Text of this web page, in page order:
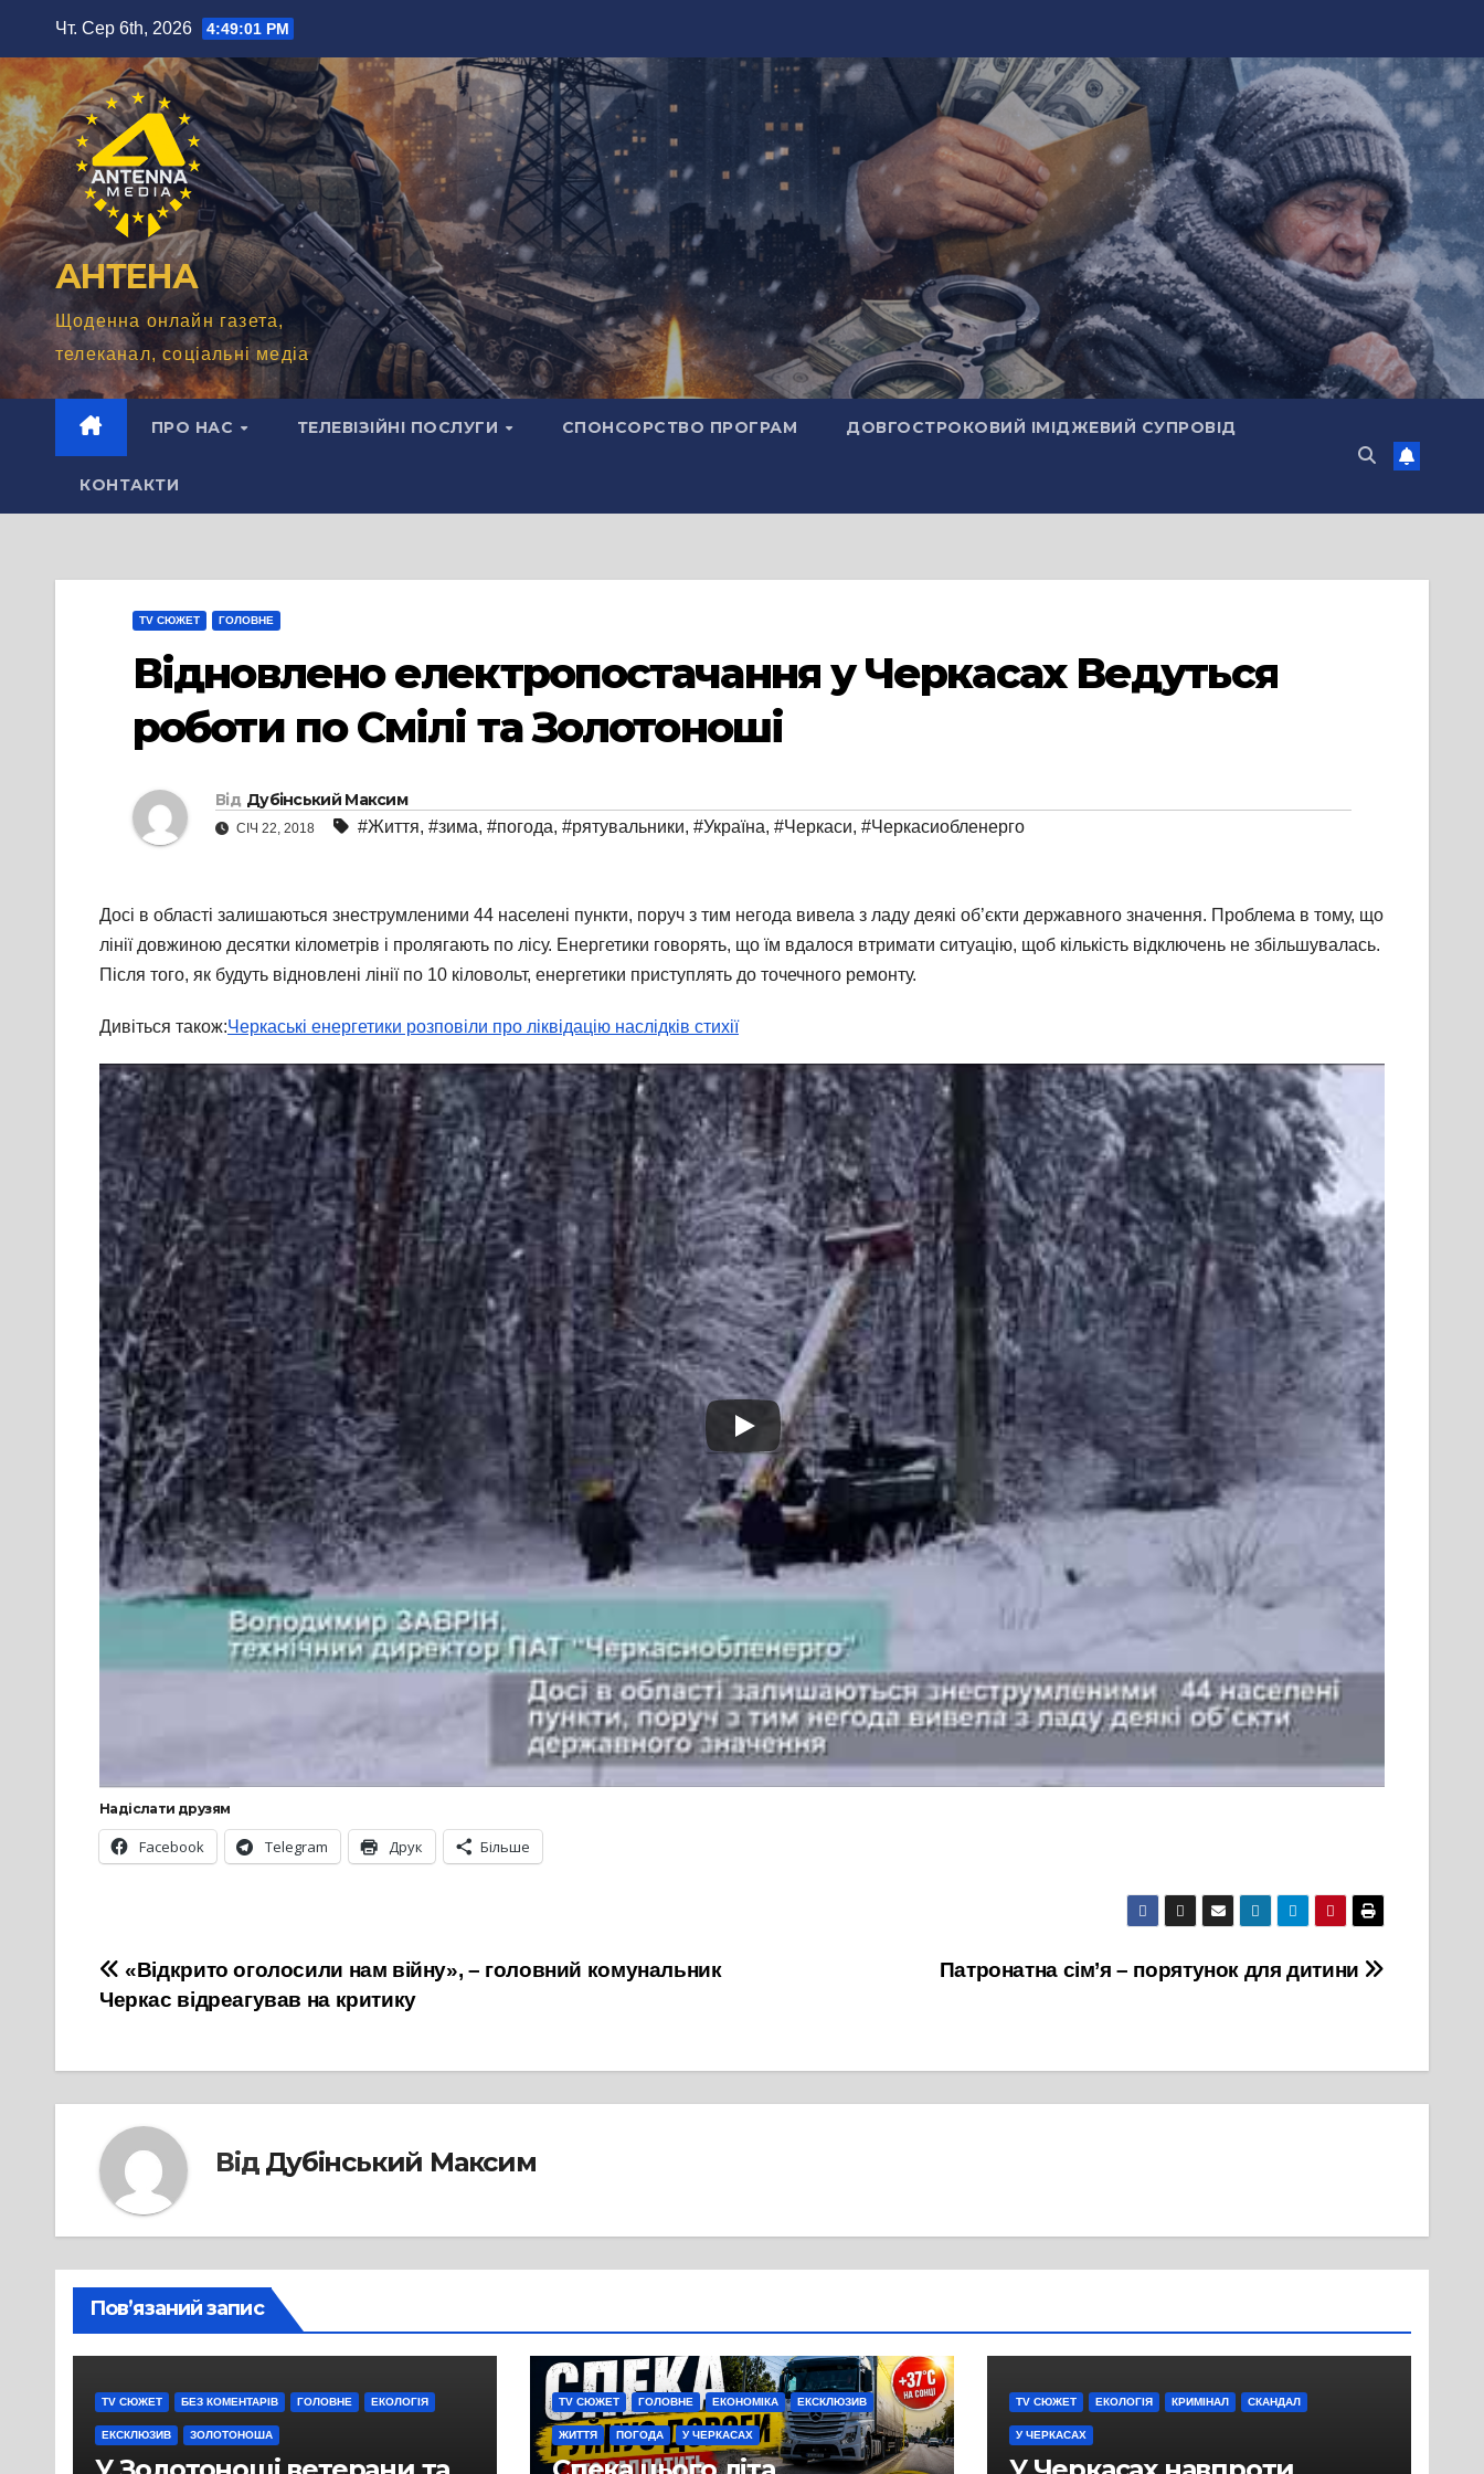
вмісту
Чт. Сер 6th, 2026 4:49:02 PM
АНТЕНА
Щоденна онлайн газета,
телеканал, соціальні медіа
ПРО НАС ТЕЛЕВІЗІЙНІ ПОСЛУГИ СПОНСОРСТВО ПРОГРАМ ДОВГОСТРОКОВИЙ ІМІДЖЕВИЙ СУПРОВІД
КОНТАКТИ
TV СЮЖЕТ ГОЛОВНЕ
Відновлено електропостачання у Черкасах Ведуться
роботи по Смілі та Золотоноші
Від Дубінський Максим
СІЧ 22, 2018 #Життя, #зима, #погода, #рятувальники, #Україна, #Черкаси, #Черкасиобленерго
Досі в області залишаються знеструмленими 44 населені пункти, поруч з тим негода вивела з ладу деякі об’єкти державного значення. Проблема в тому, що
лінії довжиною десятки кілометрів і пролягають по лісу. Енергетики говорять, що їм вдалося втримати ситуацію, щоб кількість відключень не збільшувалась.
Після того, як будуть відновлені лінії по 10 кіловольт, енергетики приступлять до точечного ремонту.
Дивіться також:Черкаські енергетики розповіли про ліквідацію наслідків стихії
Надіслати друзям
Facebook Telegram Друк Більше
Навігація
записів
Патронатна сім’я – порятунок для дитини
«Відкрито оголосили нам війну», – головний комунальник
Черкас відреагував на критику
Від Дубінський Максим
Пов’язаний запис
TV СЮЖЕТ БЕЗ КОМЕНТАРІВ ГОЛОВНЕ ЕКОЛОГІЯ
ЕКСКЛЮЗИВ ЗОЛОТОНОША
TV СЮЖЕТ ГОЛОВНЕ ЕКОНОМІКА ЕКСКЛЮЗИВ
ЖИТТЯ ПОГОДА У ЧЕРКАСАХ
TV СЮЖЕТ ЕКОЛОГІЯ КРИМІНАЛ СКАНДАЛ
У ЧЕРКАСАХ